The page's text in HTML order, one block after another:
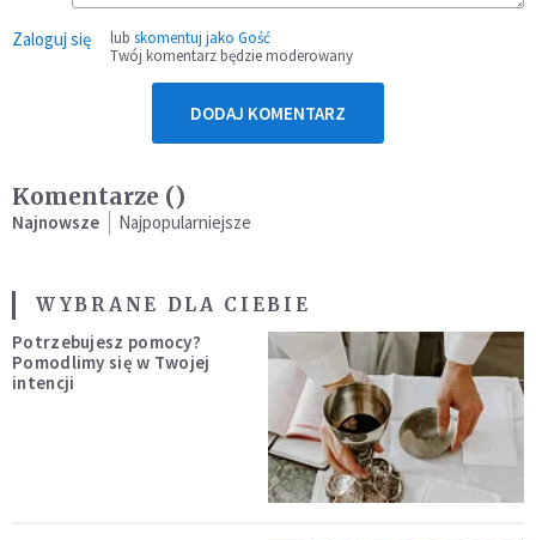
Zaloguj się lub skomentuj jako Gość
Twój komentarz będzie moderowany
DODAJ KOMENTARZ
Komentarze ()
Najnowsze Najpopularniejsze
WYBRANE DLA CIEBIE
Potrzebujesz pomocy?
Pomodlimy się w Twojej
intencji